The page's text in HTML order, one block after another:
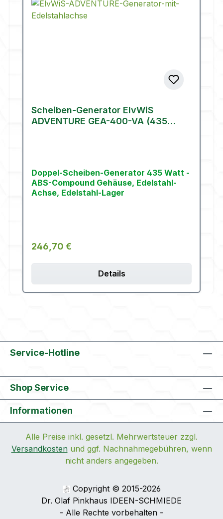
Scheiben-Generator ElvWiS
ADVENTURE GEA-400-VA (435
Doppel-Scheiben-Generator 435 Watt -
ABS-Compound Gehäuse, Edelstahl-
Achse, Edelstahl-Lager
Regulärer Preis:
246,70 €
Details
Service-Hotline
Shop Service
Informationen
Alle Preise inkl. gesetzl. Mehrwertsteuer zzgl.
Versandkostenund ggf. Nachnahmegebühren, wenn
nicht anders angegeben.
Copyright © 2015-2026
Dr. Olaf Pinkhaus IDEEN-SCHMIEDE
- Alle Rechte vorbehalten -